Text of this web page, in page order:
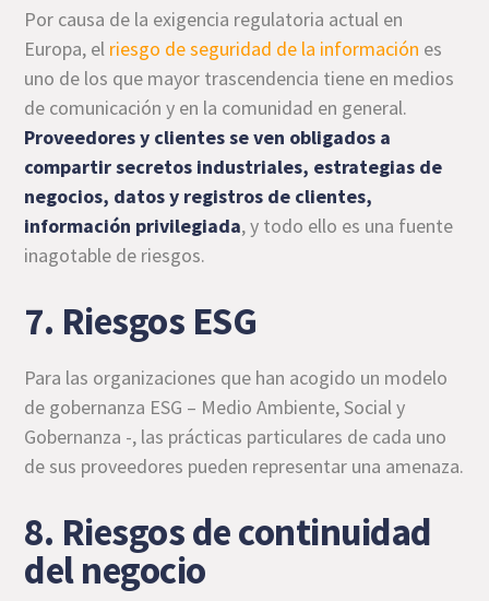
Por causa de la exigencia regulatoria actual en
Europa, el riesgo de seguridad de la información es
uno de los que mayor trascendencia tiene en medios
de comunicación y en la comunidad en general.
Proveedores y clientes se ven obligados a
compartir secretos industriales, estrategias de
negocios, datos y registros de clientes,
información privilegiada, y todo ello es una fuente
inagotable de riesgos.
7. Riesgos ESG
Para las organizaciones que han acogido un modelo
de gobernanza ESG – Medio Ambiente, Social y
Gobernanza -, las prácticas particulares de cada uno
de sus proveedores pueden representar una amenaza.
8. Riesgos de continuidad
del negocio